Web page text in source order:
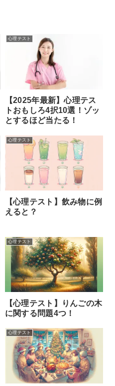
心理テスト
【2025年最新】心理テス
トおもしろ4択10選！ゾッ
とするほど当たる！
心理テスト
【心理テスト】飲み物に例
えると？
心理テスト
【心理テスト】りんごの木
に関する問題4つ！
心理テスト